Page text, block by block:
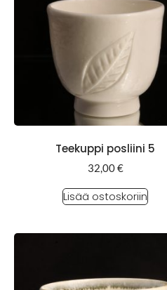
Teekuppi posliini 5
32,00€
Lisää ostoskoriin